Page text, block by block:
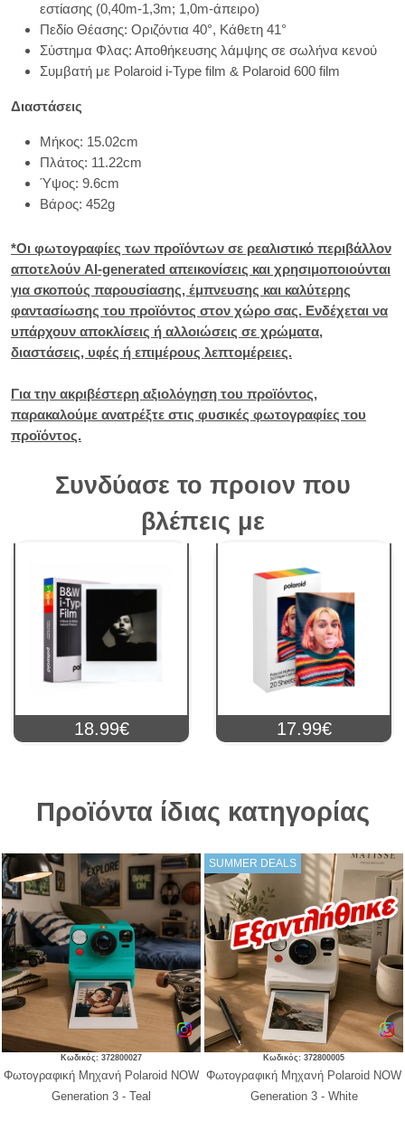
εστίασης (0,40m-1,3m; 1,0m-άπειρο)
Πεδίο Θέασης: Οριζόντια 40°, Κάθετη 41°
Σύστημα Φλας: Αποθήκευσης λάμψης σε σωλήνα κενού
Συμβατή με Polaroid i-Type film & Polaroid 600 film
Διαστάσεις
Μήκος: 15.02cm
Πλάτος: 11.22cm
Ύψος: 9.6cm
Βάρος: 452g
*Οι φωτογραφίες των προϊόντων σε ρεαλιστικό περιβάλλον
αποτελούν AI-generated απεικονίσεις και χρησιμοποιούνται
για σκοπούς παρουσίασης, έμπνευσης και καλύτερης
φαντασίωσης του προϊόντος στον χώρο σας. Ενδέχεται να
υπάρχουν αποκλίσεις ή αλλοιώσεις σε χρώματα,
διαστάσεις, υφές ή επιμέρους λεπτομέρειες.
Για την ακριβέστερη αξιολόγηση του προϊόντος,
παρακαλούμε ανατρέξτε στις φυσικές φωτογραφίες του
προϊόντος.
Συνδύασε το προιον που
βλέπεις με
18.99€ 17.99€
Προϊόντα ίδιας κατηγορίας
Κωδικός: 372800027
Φωτογραφική Μηχανή Polaroid NOW
Generation 3 - Teal
SUMMER DEALS
Κωδικός: 372800005
Φωτογραφική Μηχανή Polaroid NOW
Generation 3 - White